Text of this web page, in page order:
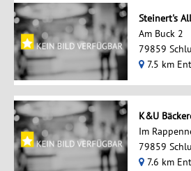
Steinert's
Am Buck 2
79859
7.5 km
K&U
Im
79859
7.6 km